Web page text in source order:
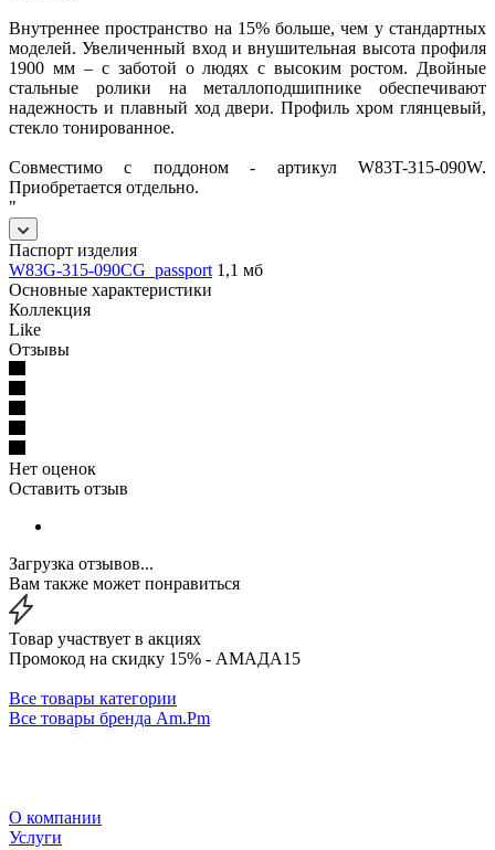
Внутреннее пространство на 15% больше, чем у стандартных
моделей. Увеличенный вход и внушительная высота профиля
1900 мм – с заботой о людях с высоким ростом. Двойные
стальные ролики на металлоподшипнике обеспечивают
надежность и плавный ход двери. Профиль хром глянцевый,
стекло тонированное.
Совместимо с поддоном - артикул W83T-315-090W.
Приобретается отдельно.
"
Паспорт изделия
W83G-315-090CG_passport 1,1 мб
Основные характеристики
Коллекция
Like
Отзывы
Нет оценок
Оставить отзыв
Загрузка отзывов...
Вам также может понравиться
Товар участвует в акциях
Промокод на скидку 15% - АМАДА15
Все товары категории
Все товары бренда Am.Pm
О компании
Услуги